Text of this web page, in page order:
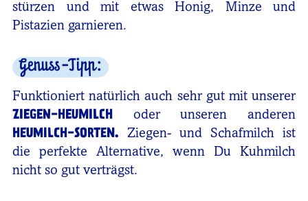
stürzen und mit etwas Honig, Minze und
Pistazien garnieren.
Genuss-Tipp:
Funktioniert natürlich auch sehr gut mit unserer
ZIEGEN-HEUMILCH oder unseren anderen
HEUMILCH-SORTEN. Ziegen- und Schafmilch ist
die perfekte Alternative, wenn Du Kuhmilch
nicht so gut verträgst.